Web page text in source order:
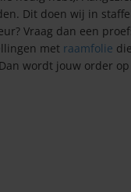
Dit doen wij in
Vraag dan een
met raamfolie
wordt jouw order